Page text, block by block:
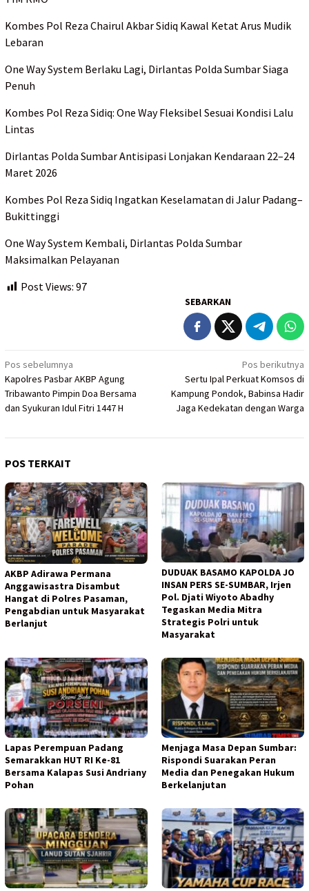
Kombes Pol Reza Chairul Akbar Sidiq Kawal Ketat Arus Mudik
Lebaran
One Way System Berlaku Lagi, Dirlantas Polda Sumbar Siaga
Penuh
Kombes Pol Reza Sidiq: One Way Fleksibel Sesuai Kondisi Lalu
Lintas
Dirlantas Polda Sumbar Antisipasi Lonjakan Kendaraan 22–24
Maret 2026
Kombes Pol Reza Sidiq Ingatkan Keselamatan di Jalur Padang–
Bukittinggi
One Way System Kembali, Dirlantas Polda Sumbar
Maksimalkan Pelayanan
Post Views: 97
SEBARKAN
Navigasi
pos
Pos sebelumnya
Kapolres Pasbar AKBP Agung
Tribawanto Pimpin Doa Bersama
dan Syukuran Idul Fitri 1447 H
Pos berikutnya
Sertu Ipal Perkuat Komsos di
Kampung Pondok, Babinsa Hadir
Jaga Kedekatan dengan Warga
POS TERKAIT
AKBP Adirawa Permana
Anggawisastra Disambut
Hangat di Polres Pasaman,
Pengabdian untuk Masyarakat
Berlanjut
DUDUAK BASAMO KAPOLDA JO
INSAN PERS SE-SUMBAR, Irjen
Pol. Djati Wiyoto Abadhy
Tegaskan Media Mitra
Strategis Polri untuk
Masyarakat
Lapas Perempuan Padang
Semarakkan HUT RI Ke-81
Bersama Kalapas Susi Andriany
Pohan
Menjaga Masa Depan Sumbar:
Rispondi Suarakan Peran
Media dan Penegakan Hukum
Berkelanjutan